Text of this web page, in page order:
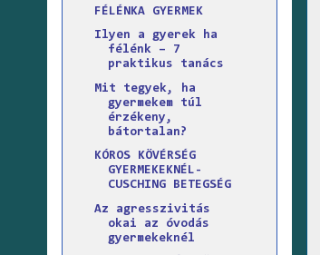
FÉLÉNKA GYERMEK
Ilyen a gyerek ha
félénk – 7
praktikus tanács
Mit tegyek, ha
gyermekem túl
érzékeny,
bátortalan?
KÓROS KÖVÉRSÉG
GYERMEKEKNÉL-
CUSCHING BETEGSÉG
Az agresszivitás
okai az óvodás
gyermekeknél